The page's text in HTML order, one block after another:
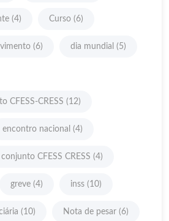
(4) Curso (6)
(6) dia mundial (5)
CFESS-CRESS (12)
encontro nacional (4)
CFESS CRESS (4)
greve (4) inss (10)
(10) Nota de pesar (6)